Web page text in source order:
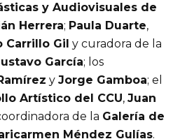
y Audiovisuales de
Herrera; Paula Duarte,
Carrillo Gil y curadora de la
García; los
y Jorge Gamboa; el
Artístico del CCU, Juan
de la Galería de
Méndez Gulías.